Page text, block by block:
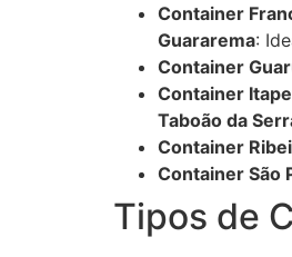
Container
Guararema:
Container
Container
Taboão da
Container
Container São
Tipos de